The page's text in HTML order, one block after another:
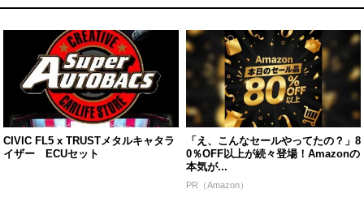
CIVIC FL5 x TRUSTメタルキャタラ
イザー ECUセット
「え、こんなセールやってたの？」8
0％OFF以上が続々登場！Amazonの
本気が...
PR（Amazon）